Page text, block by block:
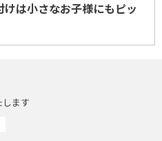
は小さなお子様にもピッ
します